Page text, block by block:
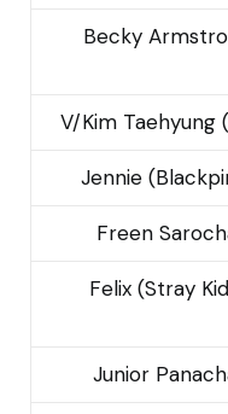
Becky
V/Kim Taehyung
Jennie
Freen
Felix (Stray
Junior